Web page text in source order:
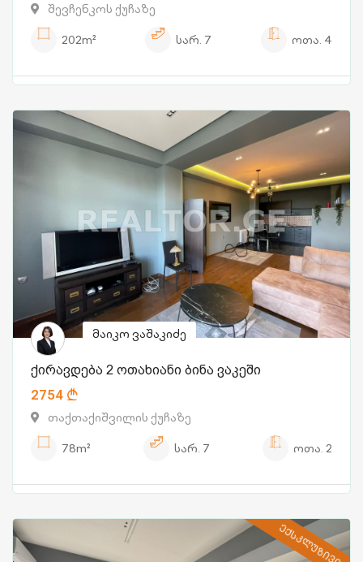
შევჩენკოს ქუჩაზე
202m²
სარ. 7 ოთა. 4
მაიკო ვაშაკიძე
ქირავდება 2 ოთახიანი ბინა ვაკეში
2754
თაქთაქიშვილის ქუჩაზე
78m²
სარ. 7 ოთა. 2
ᲔᲥᲡᲙᲚᲣᲖᲘᲕᲘ